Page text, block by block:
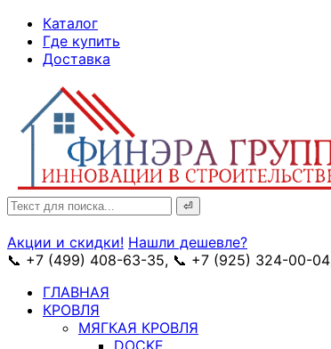
Skip
Content
Каталог
Где купить
Доставка
Search
for:
Акции и скидки! Нашли дешевле?
📞 +7 (499) 408-63-35, 📞 +7 (925) 324-00-
ГЛАВНАЯ
КРОВЛЯ
МЯГКАЯ КРОВЛЯ
DOCKE